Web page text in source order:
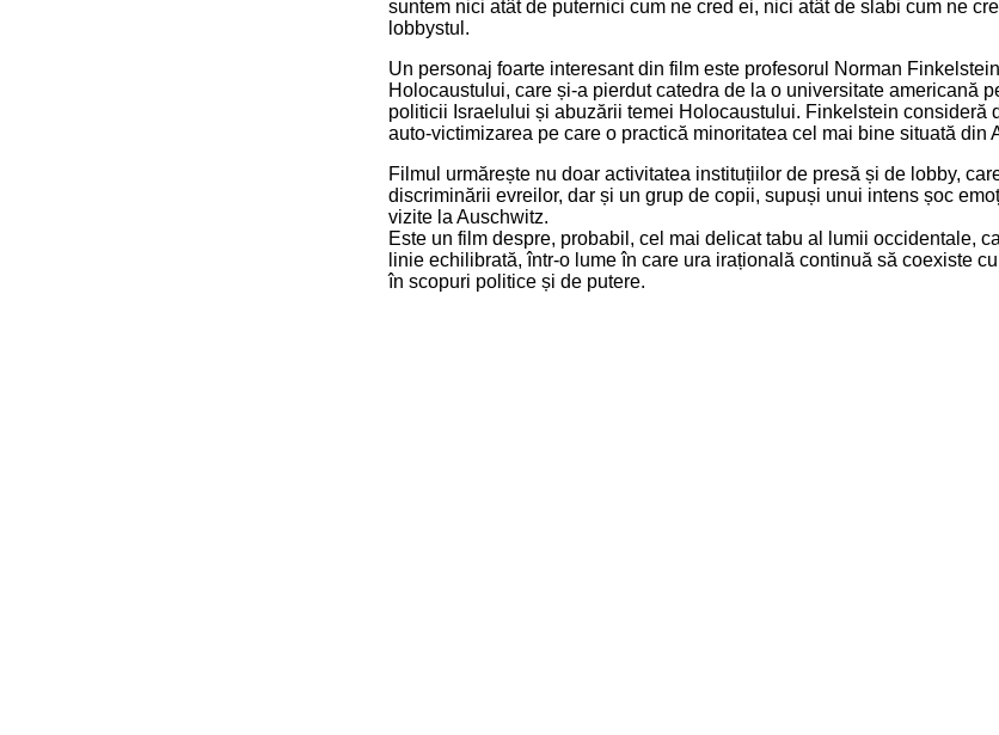
suntem nici atât de puternici cum ne cred ei, nici atât de slabi cum ne
lobbystul.
Un personaj foarte interesant din film este profesorul Norman
Holocaustului, care și-a pierdut catedra de la o universitate americană
politicii Israelului și abuzării temei Holocaustului. Finkelstein consideră
auto-victimizarea pe care o practică minoritatea cel mai bine situată din
Filmul urmărește nu doar activitatea instituțiilor de presă și de lobby,
discriminării evreilor, dar și un grup de copii, supuși unui intens șoc
vizite la Auschwitz.
Este un film despre, probabil, cel mai delicat tabu al lumii occidentale,
linie echilibrată, într-o lume în care ura irațională continuă să coexiste
în scopuri politice și de putere.